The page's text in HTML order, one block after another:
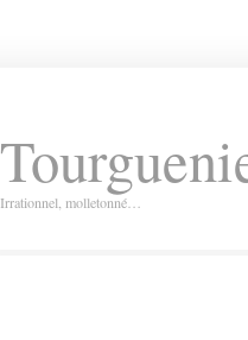
Irrationnel, molletonné…